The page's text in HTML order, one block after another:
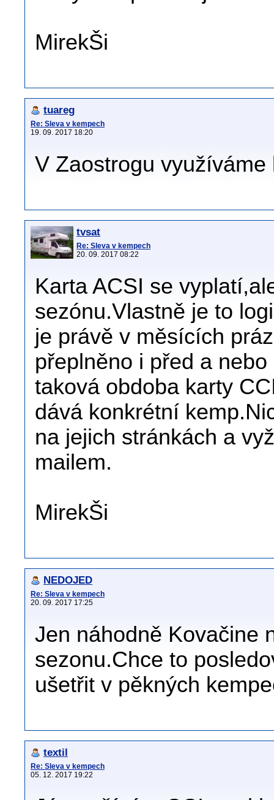
MirekŠi
tuareg
Re: Sleva v kempech
19. 09. 2017 18:20
V Zaostrogu
tvsat
Re: Sleva v kempech
20. 09. 2017 08:22
Karta ACSI se
sezónu.Vlastně je to
je právě v měsících
přeplněno i před a
taková obdoba karty
dává konkrétní
na jejich stránkách a
mailem.
MirekŠi
NEDOJED
Re: Sleva v kempech
20. 09. 2017 17:25
Jen náhodně Kovačine
sezonu.Chce to
ušetřit v pěkných
textil
Re: Sleva v kempech
05. 12. 2017 19:22